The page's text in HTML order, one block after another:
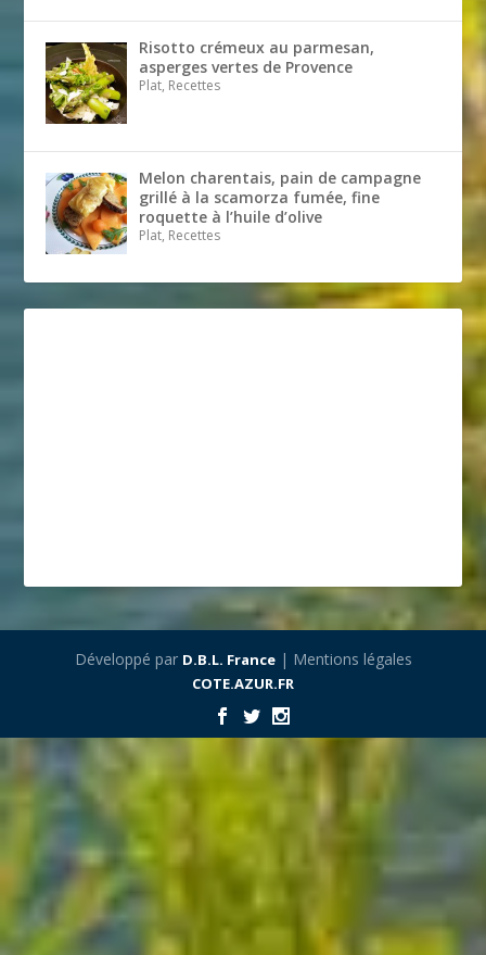
Risotto crémeux au parmesan,
asperges vertes de Provence
Plat, Recettes
Melon charentais, pain de campagne
grillé à la scamorza fumée, fine
roquette à l’huile d’olive
Plat, Recettes
Développé par D.B.L. France| Mentions légales
COTE.AZUR.FR